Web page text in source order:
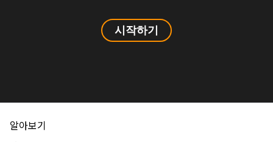
시작하기
알아보기